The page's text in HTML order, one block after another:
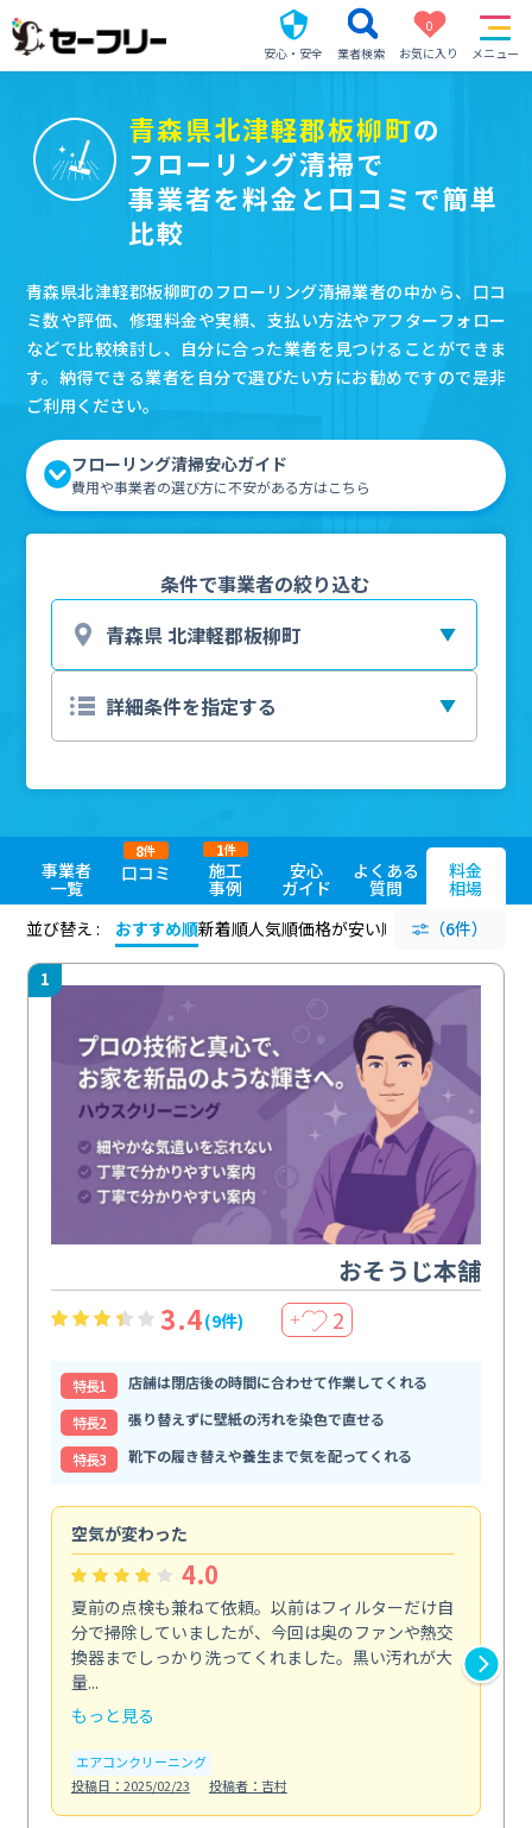
安心・安全 業者検索
0
お気に入り
メニュー
青森県北津軽郡板柳町の
フローリング清掃で
事業者を料金と口コミで簡単
比較
青森県北津軽郡板柳町のフローリング清掃業者の中から、口コ
ミ数や評価、修理料金や実績、支払い方法やアフターフォロー
などで比較検討し、自分に合った業者を見つけることができま
す。納得できる業者を自分で選びたい方にお勧めですので是非
ご利用ください。
フローリング清掃安心ガイド
費用や事業者の選び方に不安がある方はこちら
条件で事業者の絞り込む
事業者
一覧
口コミ
8件
施工
事例
1件
安心
ガイド
よくある
質問
料金
相場
並び替え :
おすすめ順新着順人気順価格が安い順 評価が高い順
（6件）
1
おそうじ本舗
3.4(9件) ＋ 2
特⻑1
店舗は閉店後の時間に合わせて作業してくれる
特⻑2
張り替えずに壁紙の汚れを染色で直せる
特⻑3
靴下の履き替えや養生まで気を配ってくれる
空気が変わった
4.0
夏前の点検も兼ねて依頼。以前はフィルターだけ自
分で掃除していましたが、今回は奥のファンや熱交
換器までしっかり洗ってくれました。黒い汚れが大
量...
もっと見る
エアコンクリーニング
投稿日：2025/02/23
投稿者：吉村